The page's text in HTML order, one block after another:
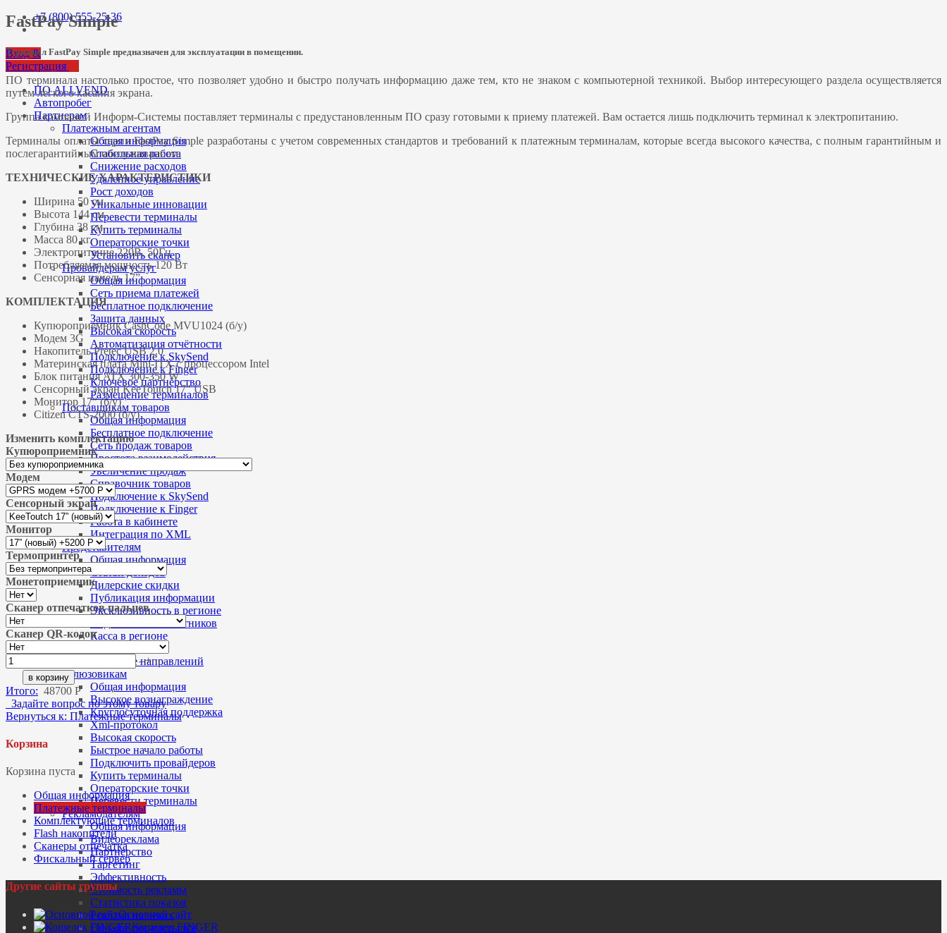
+7 (800) 555-25-36
Вход &
Регистрация
ПО ALLVEND
Автопробег
Партнерам
Платежным агентам
Общая информация
Стабильная работа
Снижение расходов
Удаленное управление
Рост доходов
Уникальные инновации
Перевести терминалы
Купить терминалы
Операторские точки
Установить сканер
Провайдерам услуг
Общая информация
Сеть приема платежей
Бесплатное подключение
Защита данных
Высокая скорость
Автоматизация отчётности
Подключение к SkySend
Подключение к Finger
Ключевое партнёрство
Размещение терминалов
Поставщикам товаров
Общая информация
Бесплатное подключение
Сеть продаж товаров
Простота взаимодействия
Увеличение продаж
Справочник товаров
Подключение к SkySend
Подключение к Finger
Работа в кабинете
Интеграция по XML
Представителям
Общая информация
Статьи доходов
Дилерские скидки
Публикация информации
Эксклюзивность в регионе
Подключение Участников
Касса в регионе
Запуск касс FPS
Освоение направлений
Шлюзовикам
Общая информация
Высокое вознаграждение
Круглосуточная поддержка
Xml-протокол
Высокая скорость
Быстрое начало работы
Подключить провайдеров
Купить терминалы
Операторские точки
Перевести терминалы
Рекламодателям
Общая информация
Видеореклама
Партнерство
Таргетинг
Эффективность
Стоимость рекламы
Статистика показов
Реклама на чеках
Онлайн смс-рассылка
FastPay Simple
Терминал FastPay Simple предназначен для эксплуатации в помещении.
ПО терминала настолько простое, что позволяет удобно и быстро получать информацию даже тем, кто не знаком с компьютерной техникой. Выбор интересующего раздела осуществляется
путем легкого касания экрана.
Группа компаний Информ-Системы поставляет терминалы с предустановленным ПО сразу готовыми к приему платежей. Вам остается лишь подключить терминал к электропитанию.
Терминалы оплаты серии FastPay Simple разработаны с учетом современных стандартов и требований к платежным терминалам, которые всегда высокого качества, с полным гарантийным и
послегарантийным обслуживанием.
ТЕХНИЧЕСКИЕ ХАРАКТЕРИСТИКИ
Ширина 50 см.
Высота 144 см.
Глубина 38 см.
Масса 80 кг.
Электропитание 220В, 50Гц
Потребляемая мощность 120 Вт
Сенсорная панель 17”
КОМПЛЕКТАЦИЯ
Купюроприемник CashCode MVU1024 (б/у)
Модем 3G
Накопитель Pretec USB 2.0
Материнская плата Mini-ITX с процессором Intel
Блок питания ATX 300-350 W
Сенсорный экран KeeToutch 17" USB
Монитор 17” (б/у)
Citizen CTS-2000 (б/у)
Изменить комплектацию
Купюроприемник
Модем
Сенсорный экран
Монитор
Термопринтер
Монетоприемник
Сканер отпечатков пальцев
Сканер QR-кодов
- +
Итого: 48700 Р
Задайте вопрос по этому товару
Вернуться к: Платежные терминалы
Корзина
Корзина пуста
Общая информация
Платежные терминалы
Комплектующие терминалов
Flash накопители
Сканеры отпечатка
Фискальный сервер
Другие сайты группы
Основной сайт
Кошелек FINGER